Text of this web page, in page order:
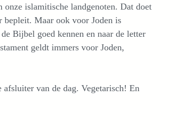
islamitische landgenoten. Dat doet
bepleit. Maar ook voor Joden is
Bijbel goed kennen en naar de letter
geldt immers voor Joden,
afsluiter van de dag. Vegetarisch! En